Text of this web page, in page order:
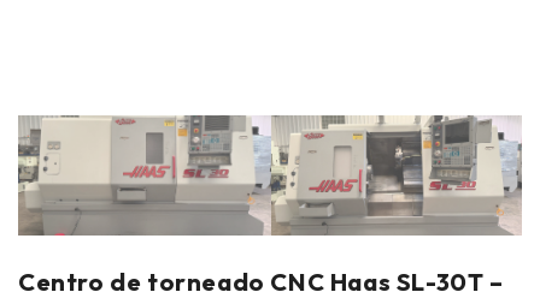
Centro de torneado CNC Haas SL-30T –